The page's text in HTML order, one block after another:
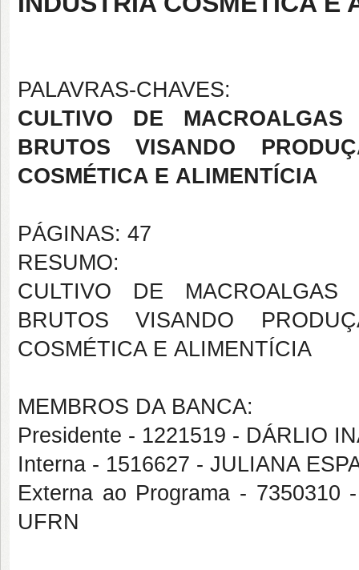
PALAVRAS-CHAVES:
CULTIVO DE MACROALGAS
BRUTOS VISANDO
COSMÉTICA E ALIMENTÍCIA
PÁGINAS: 47
RESUMO:
CULTIVO DE MACROALGAS
BRUTOS VISANDO
COSMÉTICA E ALIMENTÍCIA
MEMBROS DA BANCA:
Presidente - 1221519 - DÁRLIO
Interna - 1516627 - JULIANA
Externa ao Programa - 7350310
UFRN